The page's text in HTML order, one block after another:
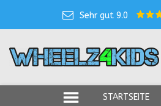
Sehr gut 9.0
STARTSEITE